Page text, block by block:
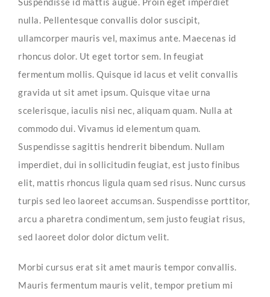
nulla. Pellentesque convallis dolor suscipit,
ullamcorper mauris vel, maximus ante. Maecenas id
rhoncus dolor. Ut eget tortor sem. In feugiat
fermentum mollis. Quisque id lacus et velit convallis
gravida ut sit amet ipsum. Quisque vitae urna
scelerisque, iaculis nisi nec, aliquam quam. Nulla at
commodo dui. Vivamus id elementum quam.
Suspendisse sagittis hendrerit bibendum. Nullam
imperdiet, dui in sollicitudin feugiat, est justo finibus
elit, mattis rhoncus ligula quam sed risus. Nunc cursus
turpis sed leo laoreet accumsan. Suspendisse porttitor,
arcu a pharetra condimentum, sem justo feugiat risus,
sed laoreet dolor dolor dictum velit.
Morbi cursus erat sit amet mauris tempor convallis.
Mauris fermentum mauris velit, tempor pretium mi